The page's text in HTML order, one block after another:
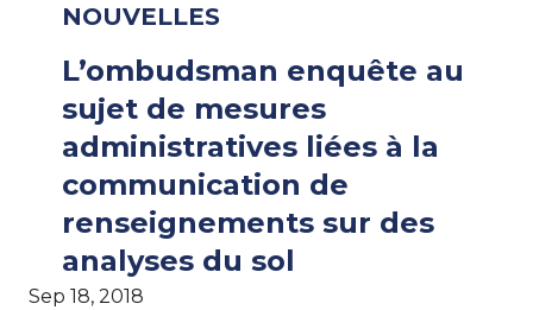
NOUVELLES
L’ombudsman enquête au
sujet de mesures
administratives liées à la
communication de
renseignements sur des
analyses du sol
Sep 18, 2018